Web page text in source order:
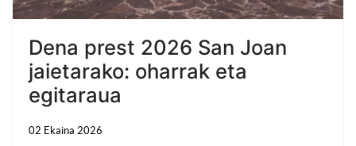
Dena prest 2026 San Joan
jaietarako: oharrak eta
egitaraua
02 Ekaina 2026